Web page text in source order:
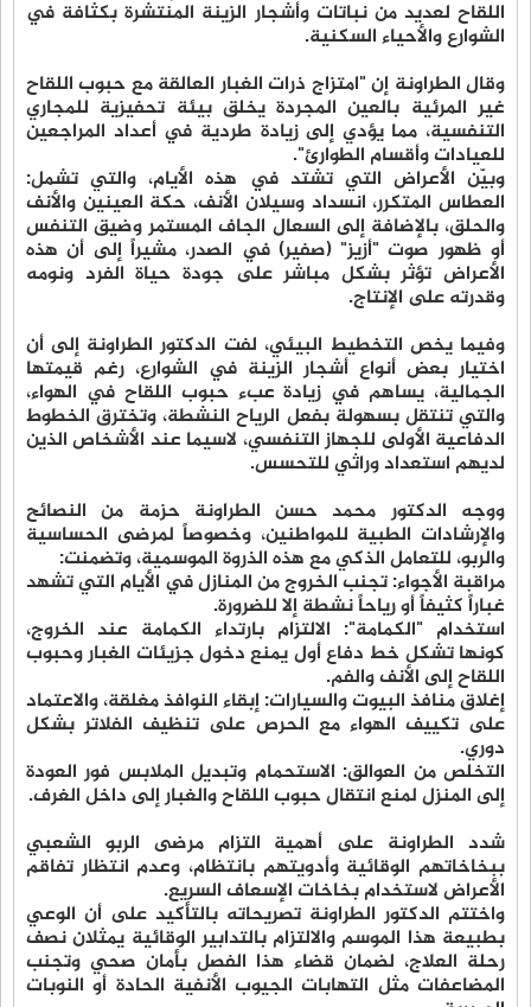
اللقاح لعديد من نباتات وأشجار الزينة المنتشرة بكثافة في
الشوارع والأحياء السكنية.
وقال الطراونة إن "امتزاج ذرات الغبار العالقة مع حبوب اللقاح
غير المرئية بالعين المجردة يخلق بيئة تحفيزية للمجاري
التنفسية، مما يؤدي إلى زيادة طردية في أعداد المراجعين
للعيادات وأقسام الطوارئ".
وبيّن الأعراض التي تشتد في هذه الأيام، والتي تشمل:
العطاس المتكرر، انسداد وسيلان الأنف، حكة العينين والأنف
والحلق، بالإضافة إلى السعال الجاف المستمر وضيق التنفس
أو ظهور صوت "أزيز" (صفير) في الصدر، مشيراً إلى أن هذه
الأعراض تؤثر بشكل مباشر على جودة حياة الفرد ونومه
وقدرته على الإنتاج.
وفيما يخص التخطيط البيئي، لفت الدكتور الطراونة إلى أن
اختيار بعض أنواع أشجار الزينة في الشوارع، رغم قيمتها
الجمالية، يساهم في زيادة عبء حبوب اللقاح في الهواء،
والتي تنتقل بسهولة بفعل الرياح النشطة، وتخترق الخطوط
الدفاعية الأولى للجهاز التنفسي، لاسيما عند الأشخاص الذين
لديهم استعداد وراثي للتحسس.
ووجه الدكتور محمد حسن الطراونة حزمة من النصائح
والإرشادات الطبية للمواطنين، وخصوصاً لمرضى الحساسية
والربو، للتعامل الذكي مع هذه الذروة الموسمية، وتضمنت:
مراقبة الأجواء: تجنب الخروج من المنازل في الأيام التي تشهد
غباراً كثيفاً أو رياحاً نشطة إلا للضرورة.
استخدام "الكمامة": الالتزام بارتداء الكمامة عند الخروج،
كونها تشكل خط دفاع أول يمنع دخول جزيئات الغبار وحبوب
اللقاح إلى الأنف والفم.
إغلاق منافذ البيوت والسيارات: إبقاء النوافذ مغلقة، والاعتماد
على تكييف الهواء مع الحرص على تنظيف الفلاتر بشكل
دوري.
التخلص من العوالق: الاستحمام وتبديل الملابس فور العودة
إلى المنزل لمنع انتقال حبوب اللقاح والغبار إلى داخل الغرف.
شدد الطراونة على أهمية التزام مرضى الربو الشعبي
ببخاخاتهم الوقائية وأدويتهم بانتظام، وعدم انتظار تفاقم
الأعراض لاستخدام بخاخات الإسعاف السريع.
واختتم الدكتور الطراونة تصريحاته بالتأكيد على أن الوعي
بطبيعة هذا الموسم والالتزام بالتدابير الوقائية يمثلان نصف
رحلة العلاج، لضمان قضاء هذا الفصل بأمان صحي وتجنب
المضاعفات مثل التهابات الجيوب الأنفية الحادة أو النوبات